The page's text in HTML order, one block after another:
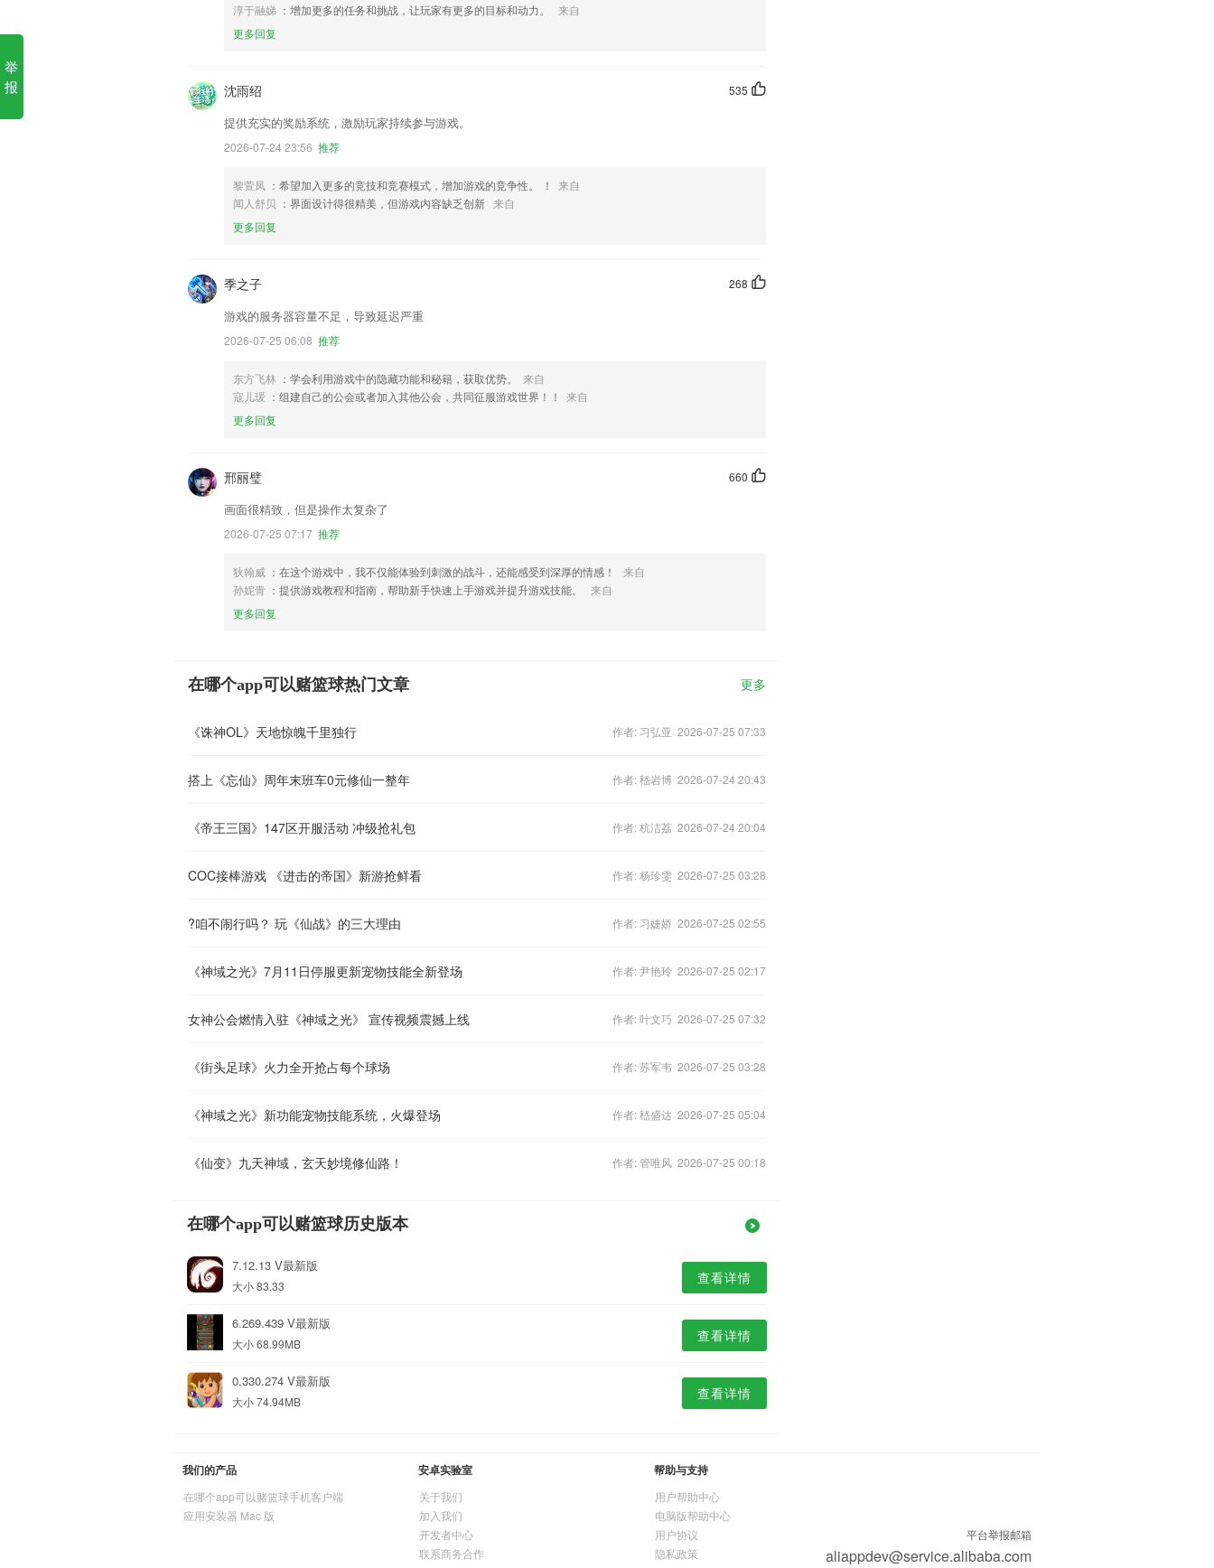
淳于融娣 ：增加更多的任务和挑战，让玩家有更多的目标和动力。
来自
更多回复
535
沈雨绍
提供充实的奖励系统，激励玩家持续参与游戏。
2026-07-24 23:56 推荐
黎萱凤 ：希望加入更多的竞技和竞赛模式，增加游戏的竞争性。 ！
来自
闻人舒贝 ：界面设计得很精美，但游戏内容缺乏创新 来自
更多回复
268
季之子
游戏的服务器容量不足，导致延迟严重
2026-07-25 06:08 推荐
东方飞林 ：学会利用游戏中的隐藏功能和秘籍，获取优势。
来自
寇儿瑗 ：组建自己的公会或者加入其他公会，共同征服游戏世界！！
来自
更多回复
660
邢丽璧
画面很精致，但是操作太复杂了
2026-07-25 07:17 推荐
狄翰威 ：在这个游戏中，我不仅能体验到刺激的战斗，还能感受到深厚的情感！
来自
孙妮青 ：提供游戏教程和指南，帮助新手快速上手游戏并提升游戏技能。
来自
更多回复
在哪个app可以赌篮球热门文章 更多
《诛神OL》天地惊魄千里独行 作者: 习弘亚 2026-07-25 07:33
搭上《忘仙》周年末班车0元修仙一整年 作者: 嵇岩博 2026-07-24 20:43
《帝王三国》147区开服活动 冲级抢礼包 作者: 杭洁荔 2026-07-24 20:04
COC接棒游戏 《进击的帝国》新游抢鲜看 作者: 杨珍雯 2026-07-25 03:28
?咱不闹行吗？ 玩《仙战》的三大理由 作者: 习婕娇 2026-07-25 02:55
《神域之光》7月11日停服更新宠物技能全新登场 作者: 尹艳玲 2026-07-25 02:17
女神公会燃情入驻《神域之光》 宣传视频震撼上线 作者: 叶文巧 2026-07-25 07:32
《街头足球》火力全开抢占每个球场 作者: 苏军韦 2026-07-25 03:28
《神域之光》新功能宠物技能系统，火爆登场 作者: 嵇盛达 2026-07-25 05:04
《仙变》九天神域，玄天妙境修仙路！ 作者: 管唯风 2026-07-25 00:18
在哪个app可以赌篮球历史版本
7.12.13 V最新版
大小 83.33 查看详情
6.269.439 V最新版
大小 68.99MB 查看详情
0.330.274 V最新版
大小 74.94MB 查看详情
我们的产品
在哪个app可以赌篮球手机客户端
应用安装器 Mac 版
安卓实验室
关于我们
加入我们
开发者中心
联系商务合作
帮助与支持
用户帮助中心
电脑版帮助中心
用户协议
隐私政策
平台举报邮箱
aliappdev@service.alibaba.com
举
报